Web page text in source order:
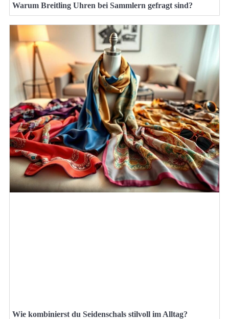
Warum Breitling Uhren bei Sammlern gefragt sind?
Wie kombinierst du Seidenschals stilvoll im Alltag?